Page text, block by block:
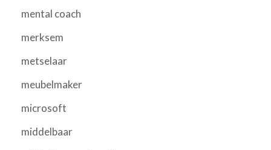
mental coach
merksem
metselaar
meubelmaker
microsoft
middelbaar